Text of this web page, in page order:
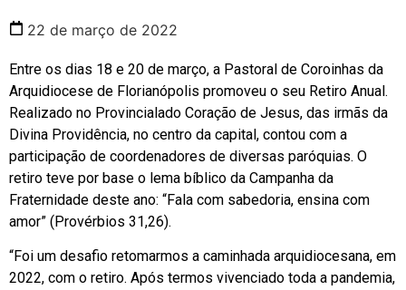
22 de março de 2022
Entre os dias 18 e 20 de março, a Pastoral de Coroinhas da
Arquidiocese de Florianópolis promoveu o seu Retiro Anual.
Realizado no Provincialado Coração de Jesus, das irmãs da
Divina Providência, no centro da capital, contou com a
participação de coordenadores de diversas paróquias. O
retiro teve por base o lema bíblico da Campanha da
Fraternidade deste ano: “Fala com sabedoria, ensina com
amor” (Provérbios 31,26).
“Foi um desafio retomarmos a caminhada arquidiocesana, em
2022, com o retiro. Após termos vivenciado toda a pandemia,